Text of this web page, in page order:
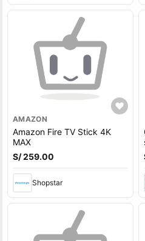
AMAZON
Amazon Fire TV Stick 4K
MAX
S/ 259.00
Shopstar